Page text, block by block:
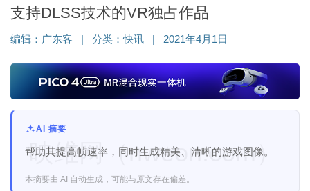
支持DLSS技术的VR独占作品
编辑： 广东客 分类：快讯 2021年4月1日
AI 摘要
帮助其提高帧速率，同时生成精美、清晰的游戏图像。
本摘要由 AI 自动生成，可能与原文存在偏差。
映维网（nweon.com）